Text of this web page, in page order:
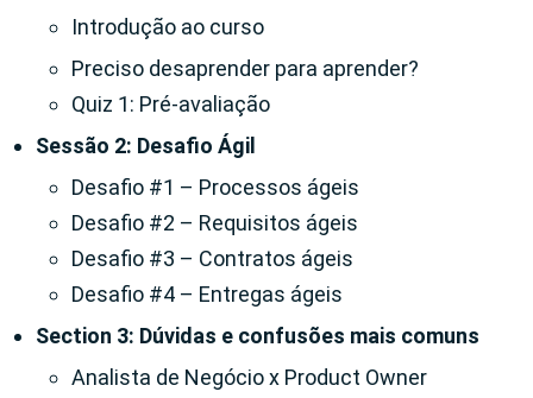
Introdução ao curso
Preciso desaprender para aprender?
Quiz 1: Pré-avaliação
Sessão 2: Desafio Ágil
Desafio #1 – Processos ágeis
Desafio #2 – Requisitos ágeis
Desafio #3 – Contratos ágeis
Desafio #4 – Entregas ágeis
Section 3: Dúvidas e confusões mais comuns
Analista de Negócio x Product Owner